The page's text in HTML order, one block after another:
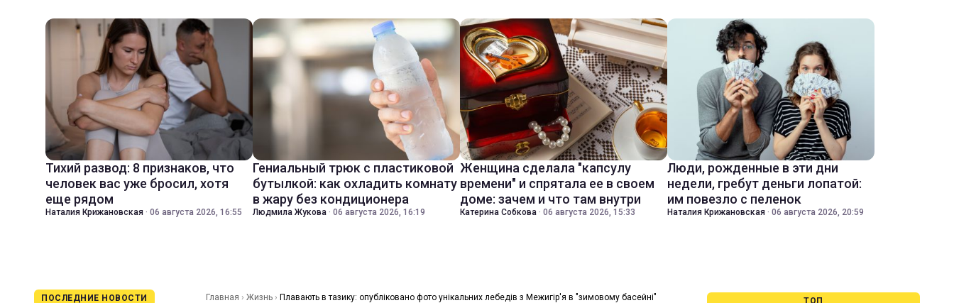
Тихий развод: 8 признаков, что
человек вас уже бросил, хотя
еще рядом
Наталия Крижановская · 06 августа 2026, 16:55
Гениальный трюк с пластиковой
бутылкой: как охладить комнату
в жару без кондиционера
Людмила Жукова · 06 августа 2026, 16:19
Женщина сделала "капсулу
времени" и спрятала ее в своем
доме: зачем и что там внутри
Катерина Собкова · 06 августа 2026, 15:33
Люди, рожденные в эти дни
недели, гребут деньги лопатой:
им повезло с пеленок
Наталия Крижановская · 06 августа 2026, 20:59
ПОСЛЕДНИЕ НОВОСТИ Главная › Жизнь › Плавають в тазику: опубліковано фото унікальних лебедів з Межигір'я в "зимовому басейні" ТОП